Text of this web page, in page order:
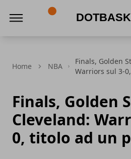
Home NBA
Finals, Golden
Warriors sul 3-
Finals, Golden
Cleveland:
0, titolo ad un